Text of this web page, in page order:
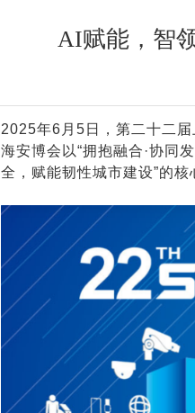
云基
国产
瑞驰
AI赋能，智
2025年6月5日，第二十二
海安博会以“拥抱融合·协同
全，赋能韧性城市建设”的